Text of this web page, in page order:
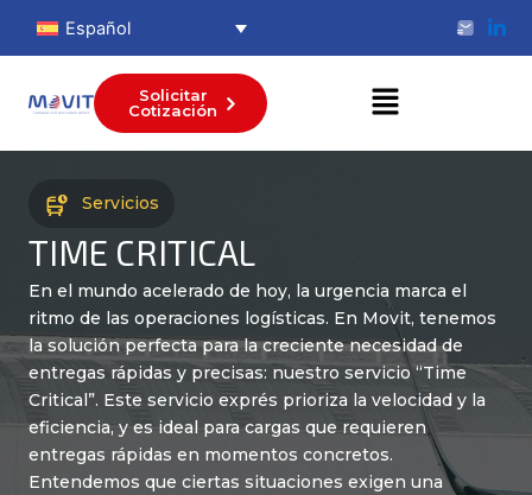
Español
Solicitar
Cotización
Me
Servicios
TIME CRITICAL​
En el mundo acelerado de hoy, la urgencia marca el
ritmo de las operaciones logísticas. En Movit, tenemos
la solución perfecta para la creciente necesidad de
entregas rápidas y precisas: nuestro servicio “Time
Critical”. Este servicio exprés prioriza la velocidad y la
eficiencia, y es ideal para cargas que requieren
entregas rápidas en momentos concretos.
Entendemos que ciertas situaciones exigen una